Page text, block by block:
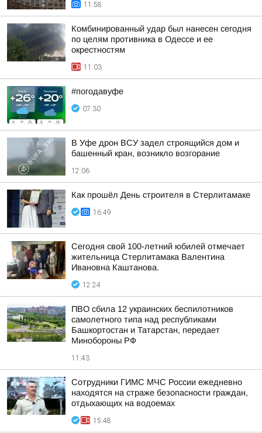
11:58
Комбинированный удар был нанесен сегодня
по целям противника в Одессе и ее
окрестностям
11:03
#погодавуфе
07:30
В Уфе дрон ВСУ задел строящийся дом и
башенный кран, возникло возгорание
12:06
Как прошёл День строителя в Стерлитамаке
16:49
Сегодня свой 100-летний юбилей отмечает
жительница Стерлитамака Валентина
Ивановна Каштанова.
12:24
ПВО сбила 12 украинских беспилотников
самолетного типа над республиками
Башкортостан и Татарстан, передает
Минобороны РФ
11:43
Сотрудники ГИМС МЧС России ежедневно
находятся на страже безопасности граждан,
отдыхающих на водоемах
15:48